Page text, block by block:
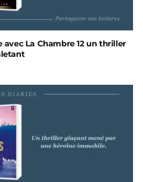
avec La Chambre 12 un thriller